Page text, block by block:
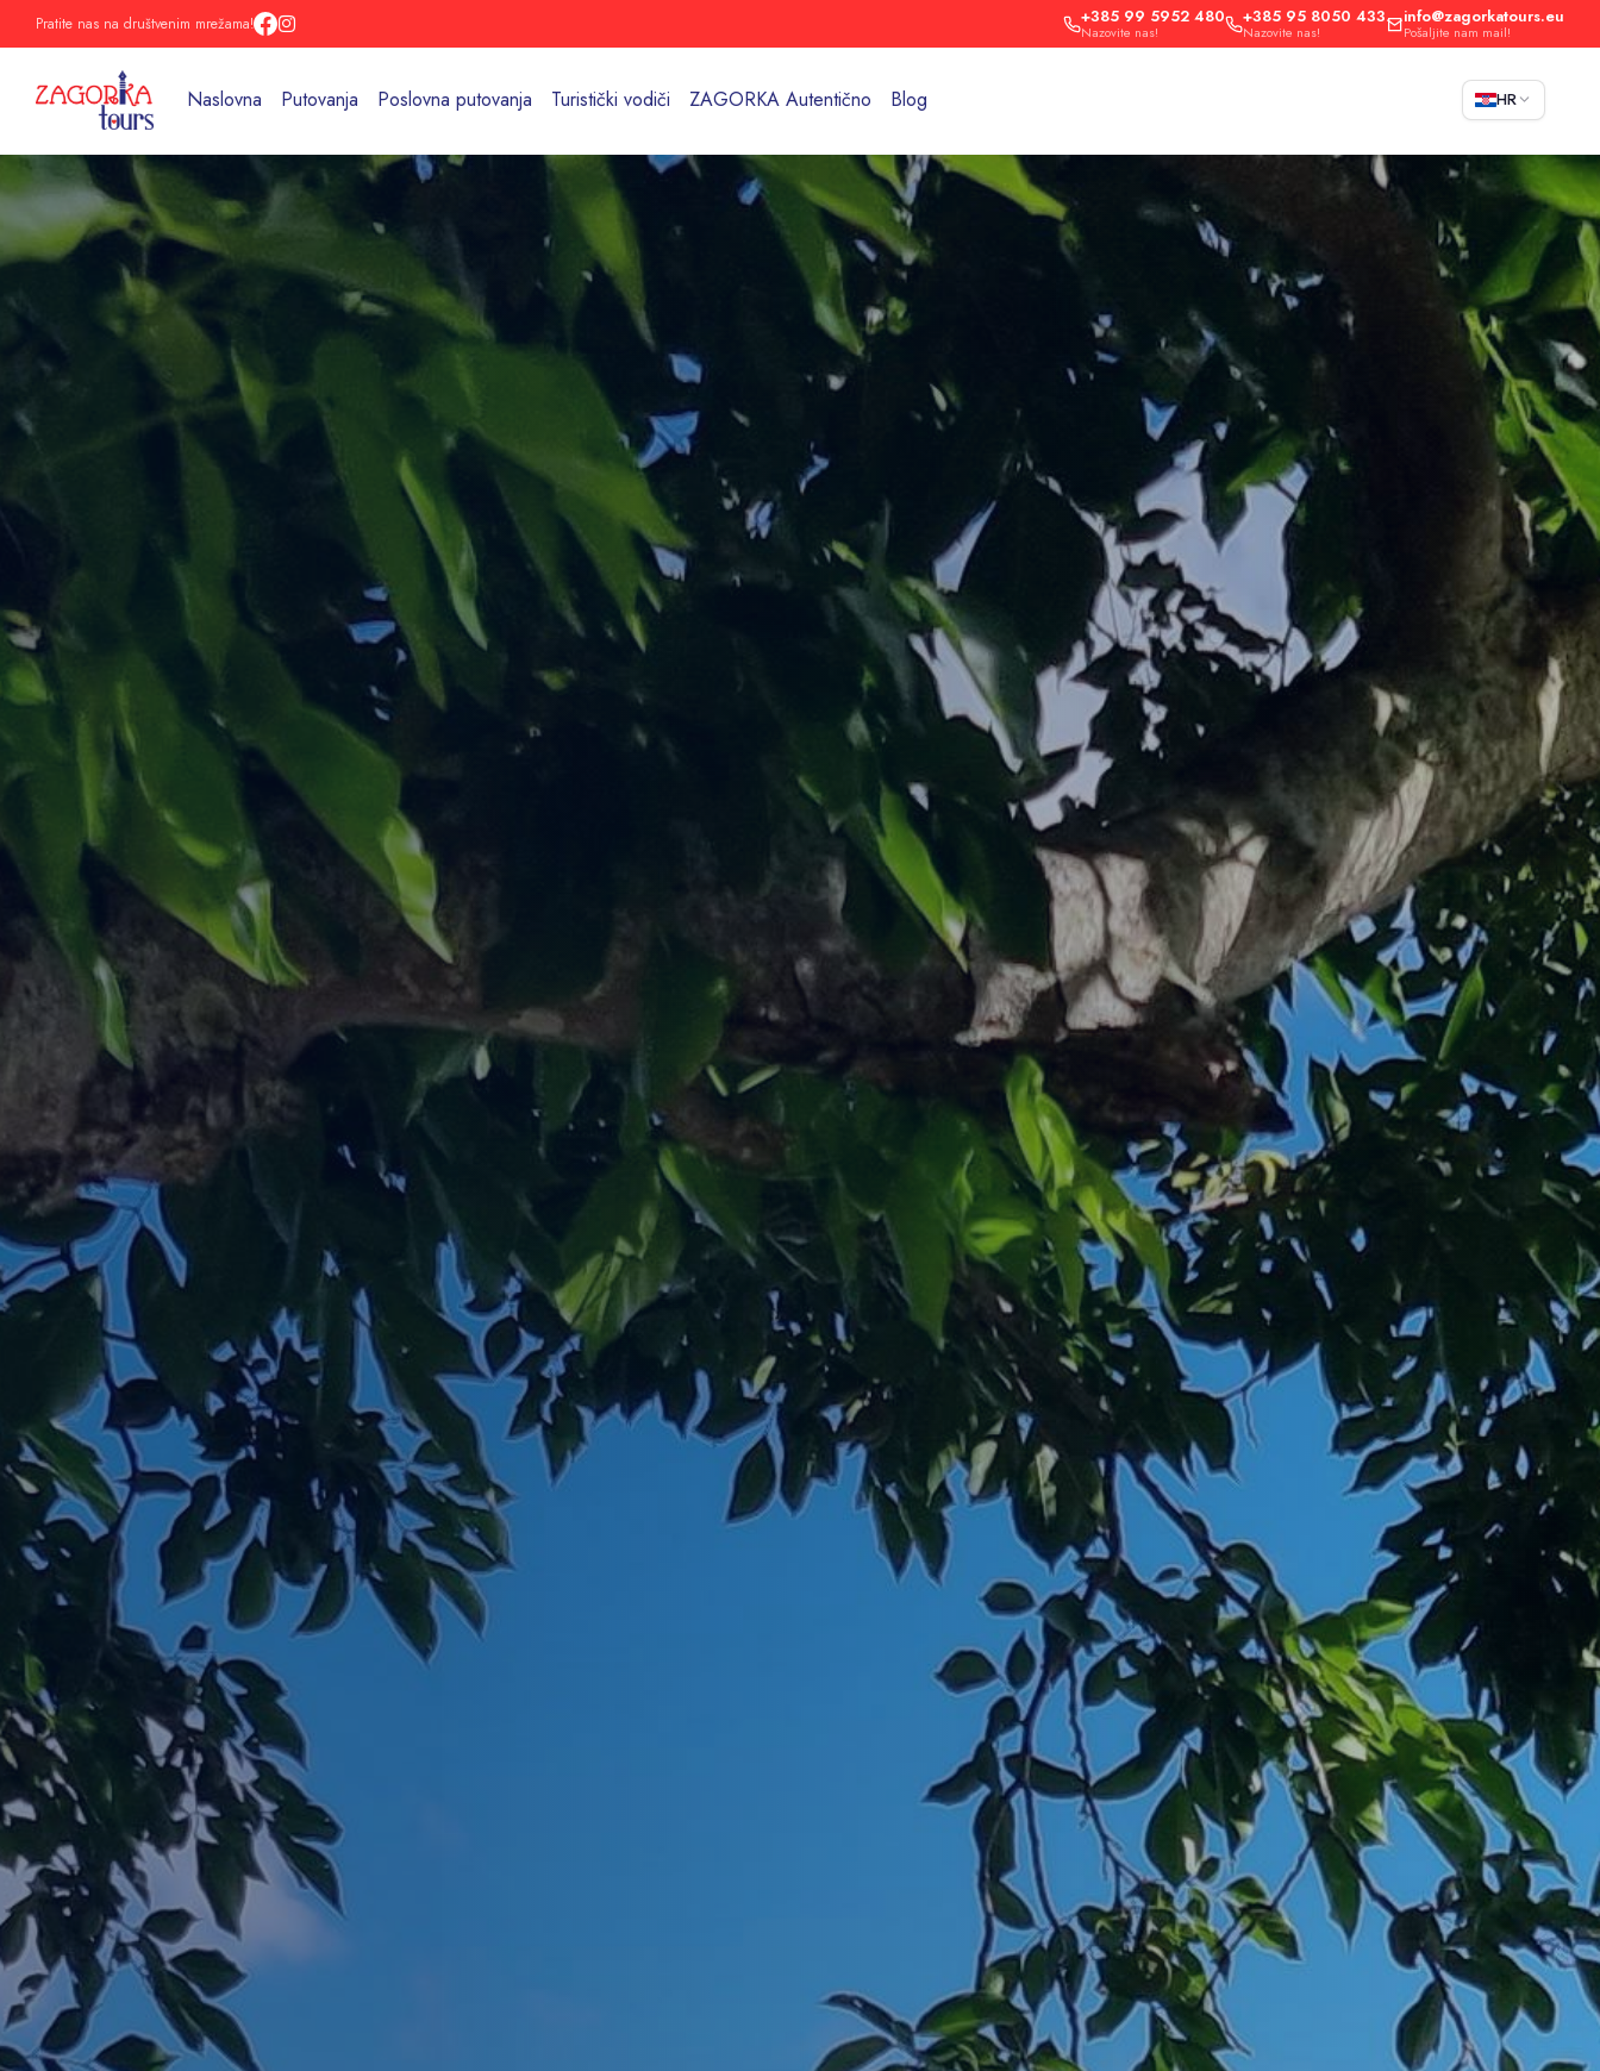
Pratite nas na društvenim mrežama! +385 99 5952 480
Nazovite nas!
+385 95 8050 433
Nazovite nas!
info@zagorkatours.eu
Pošaljite nam mail!
Naslovna Putovanja Poslovna putovanja Turistički vodiči ZAGORKA Autentično Blog HR